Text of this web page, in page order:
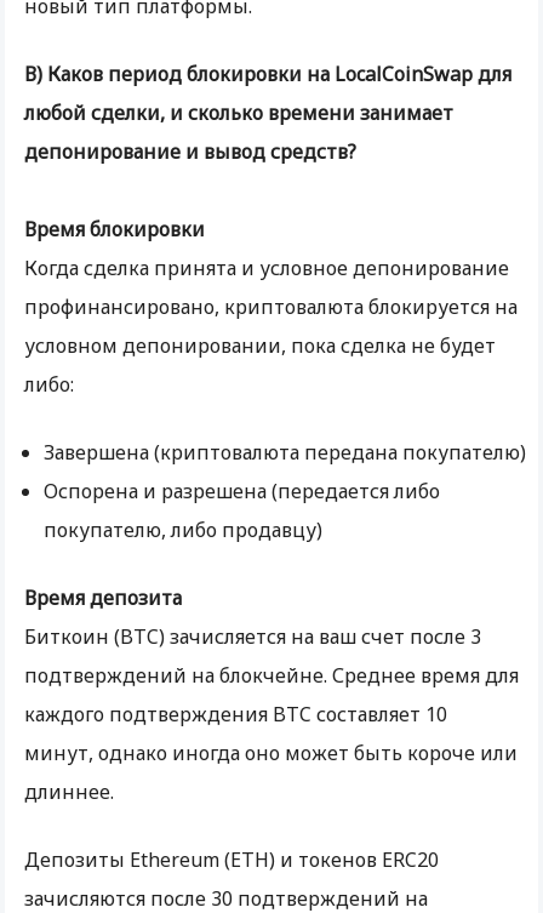
новый тип платформы.
В) Каков период блокировки на LocalCoinSwap для
любой сделки, и сколько времени занимает
депонирование и вывод средств?
Время блокировки
Когда сделка принята и условное депонирование
профинансировано, криптовалюта блокируется на
условном депонировании, пока сделка не будет
либо:
Завершена (криптовалюта передана покупателю)
Оспорена и разрешена (передается либо
покупателю, либо продавцу)
Время депозита
Биткоин (BTC) зачисляется на ваш счет после 3
подтверждений на блокчейне. Среднее время для
каждого подтверждения BTC составляет 10
минут, однако иногда оно может быть короче или
длиннее.
Депозиты Ethereum (ETH) и токенов ERC20
зачисляются после 30 подтверждений на